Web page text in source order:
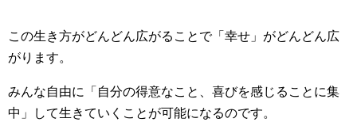
この生き方がどんどん広がることで「幸せ」がどんどん広
がります。
みんな自由に「自分の得意なこと、喜びを感じることに集
中」して生きていくことが可能になるのです。